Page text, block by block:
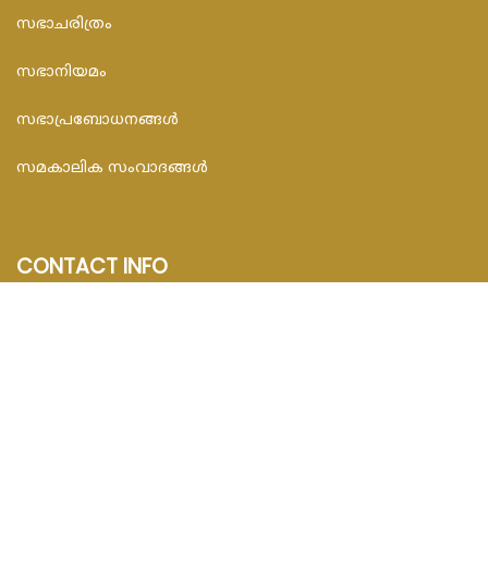
സഭാചരിത്രം
സഭാനിയമം
സഭാപ്രബോധനങ്ങള്‍
സമകാലിക സംവാദങ്ങൾ
CONTACT INFO